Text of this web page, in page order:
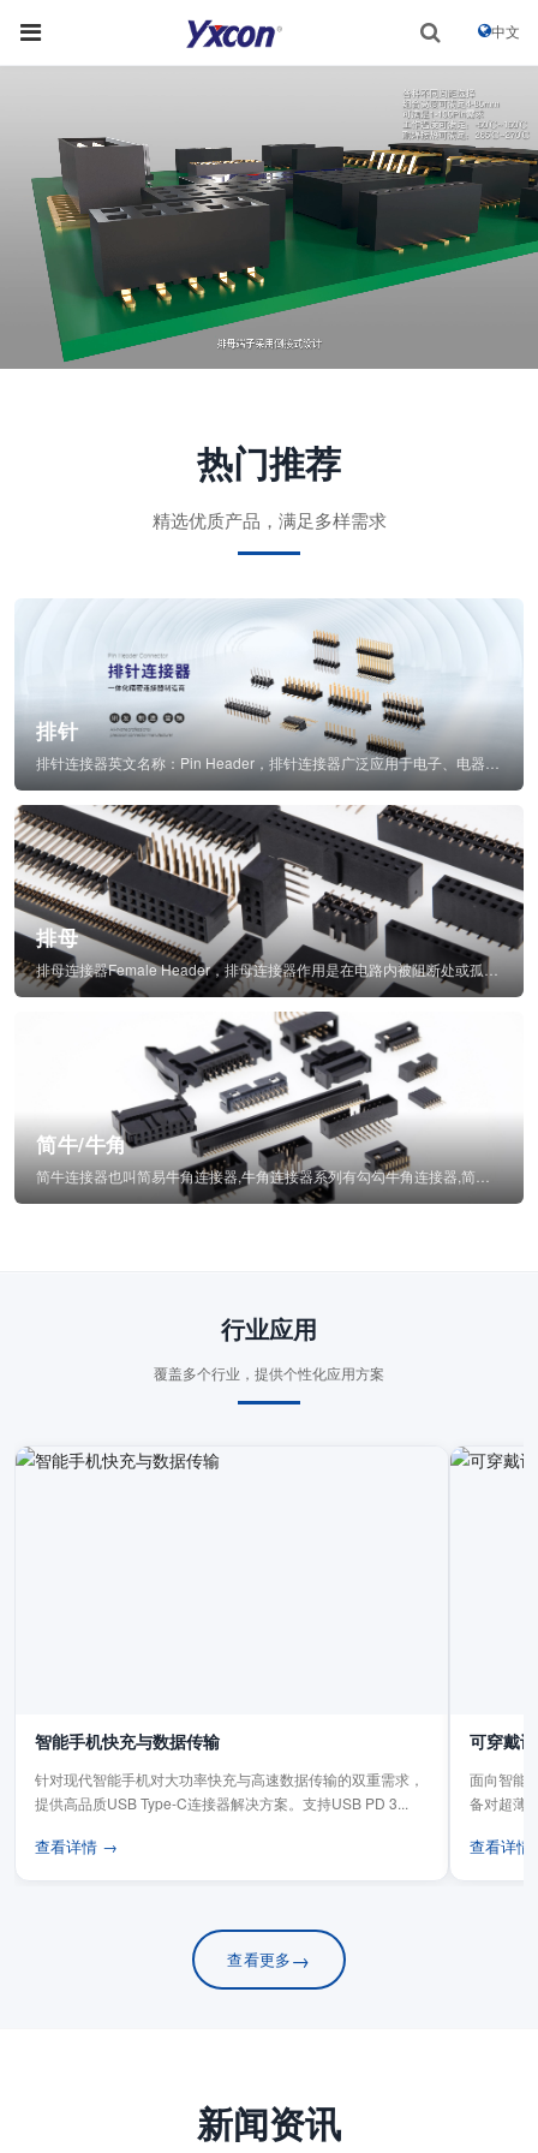
中文
热门推荐
精选优质产品，满足多样需求
排针
排母
排母连接器Female Header，排母连接器作用是在电路内被阻断处或孤立不通...
简牛/牛角
行业应用
覆盖多个行业，提供个性化应用方案
智能手机快充与数据传输
针对现代智能手机对大功率快充与高速数据传输的双重需求，
提供高品质USB Type-C连接器解决方案。支持USB PD 3...
查看详情 →
可穿戴
面向智能
备对超薄
查看详
查看更多→
新闻资讯